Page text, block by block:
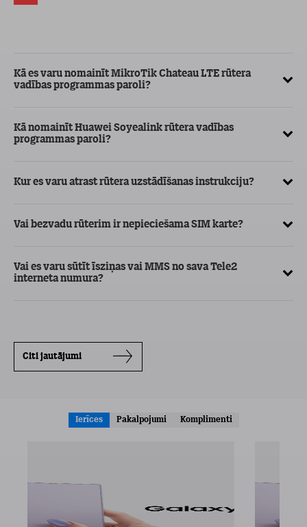
Kā es varu nomainīt MikroTik Chateau LTE rūtera
vadības programmas paroli?
Kā nomainīt Huawei Soyealink rūtera vadības
programmas paroli?
Kur es varu atrast rūtera uzstādīšanas instrukciju?
Vai bezvadu rūterim ir nepieciešama SIM karte?
Vai es varu sūtīt īsziņas vai MMS no sava Tele2
interneta numura?
Citi jautājumi
Ierīces Pakalpojumi Komplimenti